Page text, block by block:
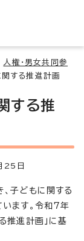
人権・男女共同参
する推進計画
する推
25日
子どもに関する
ます。令和7年
推進計画」に基